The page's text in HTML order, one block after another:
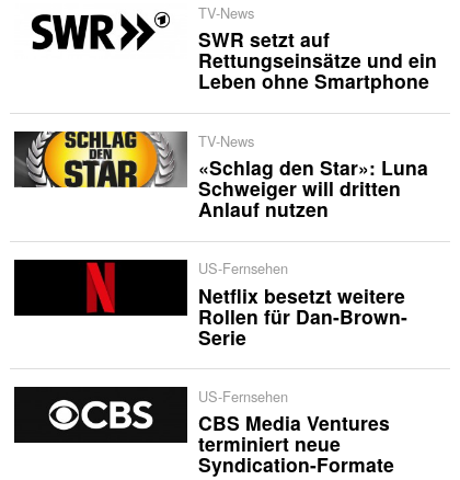
TV-News
SWR setzt auf
Rettungseinsätze und ein
Leben ohne Smartphone
TV-News
«Schlag den Star»: Luna
Schweiger will dritten
Anlauf nutzen
US-Fernsehen
Netflix besetzt weitere
Rollen für Dan-Brown-
Serie
US-Fernsehen
CBS Media Ventures
terminiert neue
Syndication-Formate